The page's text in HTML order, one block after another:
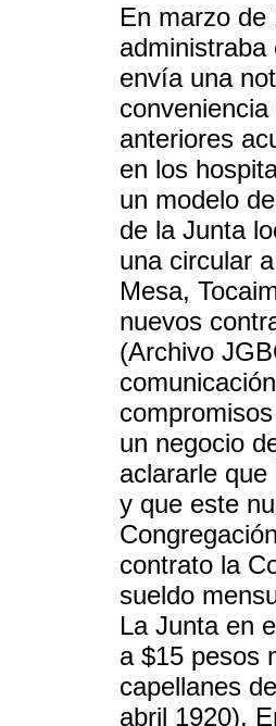
En marzo de
envía una
anteriores
en los
un modelo
de la Junta
una circular
Mesa,
nuevos
(Archivo
un negocio
aclararle
y que este
contrato la
sueldo
La Junta en
a $15 pesos
capellanes
abril 1920).